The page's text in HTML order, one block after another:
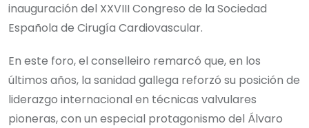
inauguración del XXVIII Congreso de la Sociedad
Española de Cirugía Cardiovascular.
En este foro, el conselleiro remarcó que, en los
últimos años, la sanidad gallega reforzó su posición de
liderazgo internacional en técnicas valvulares
pioneras, con un especial protagonismo del Álvaro